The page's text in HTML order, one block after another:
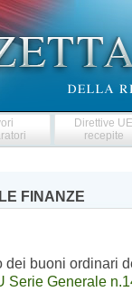
Direttive
recepite
FINANZE
dei buoni ordinari
Serie Generale